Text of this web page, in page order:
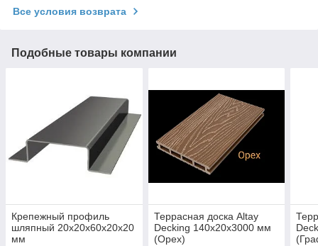
Все условия возврата
Подобные товары компании
Крепежный профиль
шляпный 20х20х60х20х20
мм
Террасная доска Altay
Decking 140х20х3000 мм
(Орех)